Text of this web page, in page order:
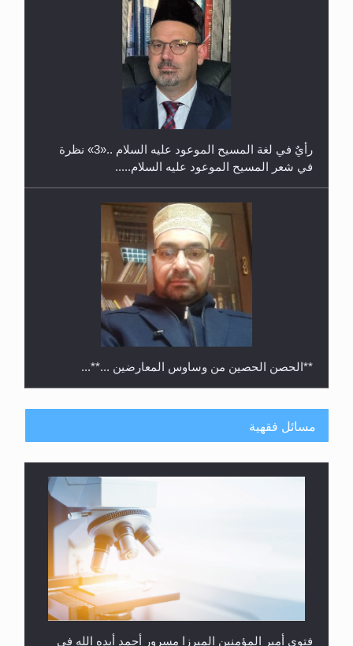
حفل توزيع الشهادات في الجامعة الأحمدية بنيجيريا لعام
رأيٌ في لغة المسيح الموعود عليه السلام ..«3» نظرة
في شعر المسيح الموعود عليه السلام.....
**الحصن الحصين من وساوس المعارضين ...**...
مسائل فقهية
فتوى أمير المؤمنين الميرزا مسرور أحمد أيده الله في